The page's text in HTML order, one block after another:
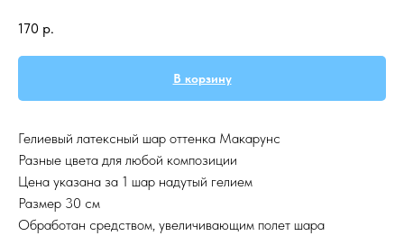
170 р.
В корзину
Гелиевый латексный шар оттенка Макарунс
Разные цвета для любой композиции
Цена указана за 1 шар надутый гелием
Размер 30 см
Обработан средством, увеличивающим полет шара